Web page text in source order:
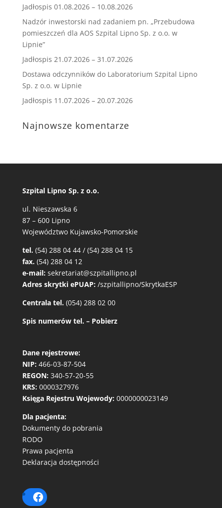
Jadłospis 01.08.2026 – 10.08.2026
Nadzór inwestorski nad zadaniem pn. „Przebudowa
pomieszczeń dla AOS Szpital Lipno Sp. z o.o. w
Lipnie”
Jadłospis 21.07.2026 – 31.07.2026
Dostawa odczynników do Laboratorium Szpital Lipno
Sp. z o.o. w Lipnie
Jadłospis 11.07.2026 – 20.07.2026
Najnowsze komentarze
Szpital Lipno Sp. z o.o.
ul. Nieszawska 6
87 – 600 Lipno
Województwo Kujawsko-Pomorskie
tel. (54) 288 04 44 / (54) 288 04 15
fax. (54) 288 04 12
e-mail: sekretariat@szpitallipno.pl
Adres skrytki ePUAP: /szpitallipno/SkrytkaESP
Centrala tel. (054) 288 02 00
Spis numerów tel. – Pobierz
Dane rejestrowe:
NIP: 466-03-87-504
REGON: 340-57-20-55
KRS: 0000327976
Księga Rejestru Wojewody: 0000000023149
Dla pacjenta:
Dokumenty do pobrania
RODO
Prawa pacjenta
Deklaracja dostępności